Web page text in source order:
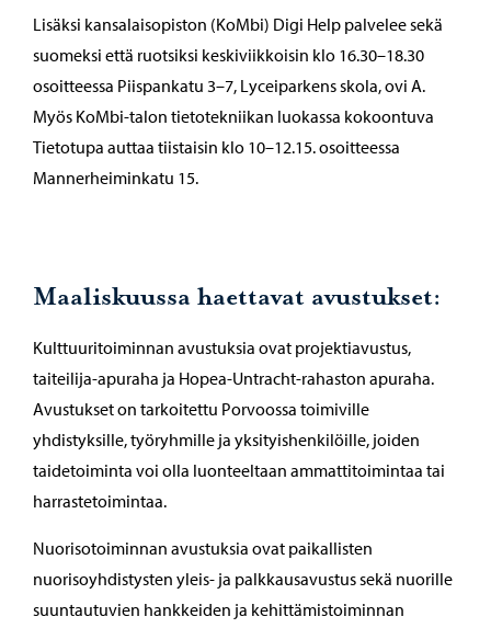
Lisäksi kansalaisopiston (KoMbi) Digi Help palvelee sekä
suomeksi että ruotsiksi keskiviikkoisin klo 16.30–18.30
osoitteessa Piispankatu 3–7, Lyceiparkens skola, ovi A.
Myös KoMbi-talon tietotekniikan luokassa kokoontuva
Tietotupa auttaa tiistaisin klo 10–12.15. osoitteessa
Mannerheiminkatu 15.
Maaliskuussa haettavat avustukset:
Kulttuuritoiminnan avustuksia ovat projektiavustus,
taiteilija-apuraha ja Hopea-Untracht-rahaston apuraha.
Avustukset on tarkoitettu Porvoossa toimiville
yhdistyksille, työryhmille ja yksityishenkilöille, joiden
taidetoiminta voi olla luonteeltaan ammattitoimintaa tai
harrastetoimintaa.
Nuorisotoiminnan avustuksia ovat paikallisten
nuorisoyhdistysten yleis- ja palkkausavustus sekä nuorille
suuntautuvien hankkeiden ja kehittämistoiminnan